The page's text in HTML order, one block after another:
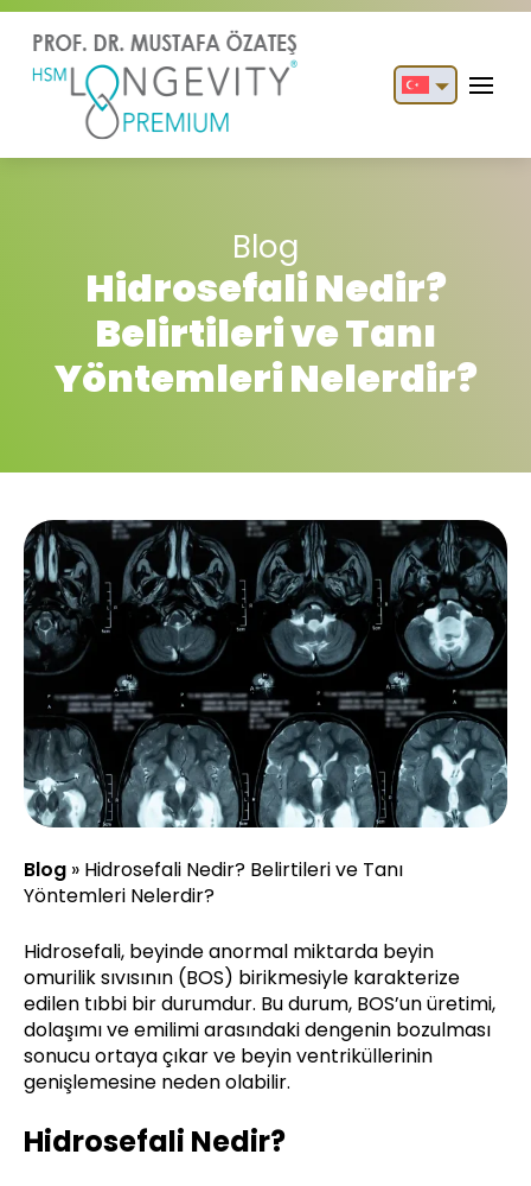
Blog
Hidrosefali Nedir?
Belirtileri ve Tanı
Yöntemleri Nelerdir?
Blog » Hidrosefali Nedir? Belirtileri ve Tanı
Yöntemleri Nelerdir?
Hidrosefali, beyinde anormal miktarda beyin
omurilik sıvısının (BOS) birikmesiyle karakterize
edilen tıbbi bir durumdur. Bu durum, BOS’un üretimi,
dolaşımı ve emilimi arasındaki dengenin bozulması
sonucu ortaya çıkar ve beyin ventriküllerinin
genişlemesine neden olabilir.
Hidrosefali Nedir?